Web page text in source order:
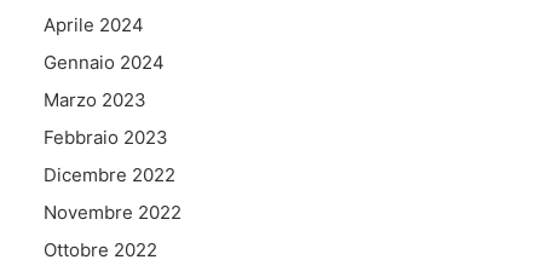
Aprile 2024
Gennaio 2024
Marzo 2023
Febbraio 2023
Dicembre 2022
Novembre 2022
Ottobre 2022